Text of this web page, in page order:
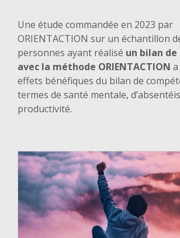
Une étude commandée en 2023 par
ORIENTACTION sur un échantillon
personnes ayant réalisé un bilan
avec la méthode ORIENTACTION
effets bénéfiques du bilan de
termes de santé mentale,
productivité.